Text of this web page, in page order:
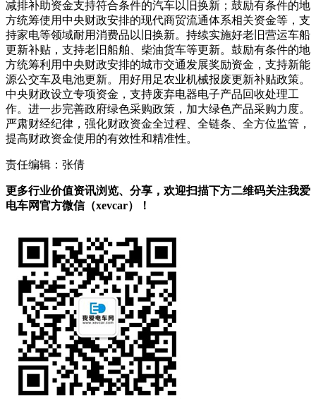
减排补助资金支持符合条件的汽车以旧换新；鼓励有条件的地
方统筹使用中央财政安排的现代商贸流通体系相关资金等，支
持家电等领域耐用消费品以旧换新。持续实施好老旧营运车船
更新补贴，支持老旧船舶、柴油货车等更新。鼓励有条件的地
方统筹利用中央财政安排的城市交通发展奖励资金，支持新能
源公交车及电池更新。用好用足农业机械报废更新补贴政策。
中央财政设立专项资金，支持废弃电器电子产品回收处理工
作。进一步完善政府绿色采购政策，加大绿色产品采购力度。
严肃财经纪律，强化财政资金全过程、全链条、全方位监管，
提高财政资金使用的有效性和精准性。
责任编辑：张倩
更多行业价值资讯浏览、分享，欢迎扫描下方二维码关注我爱
电车网官方微信（xevcar）！